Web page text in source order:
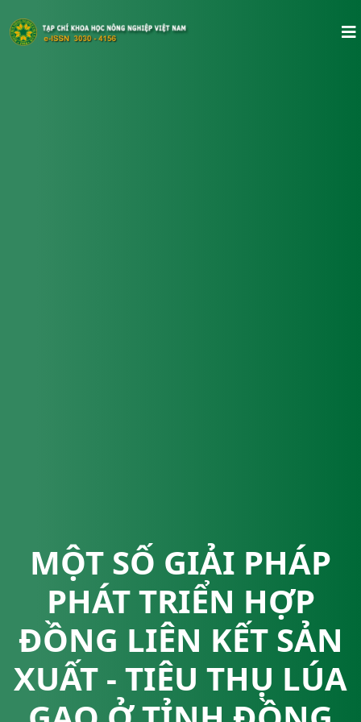
MỘT SỐ GIẢI PHÁP
PHÁT TRIỂN HỢP
ĐỒNG LIÊN KẾT SẢN
XUẤT - TIÊU THỤ LÚA